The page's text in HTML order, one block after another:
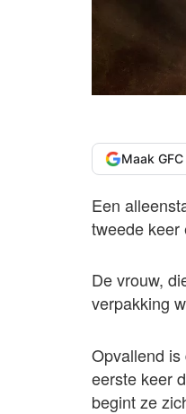
Maak
Een
tweede keer
De vrouw,
verpakking
Opvallend
eerste keer
begint ze